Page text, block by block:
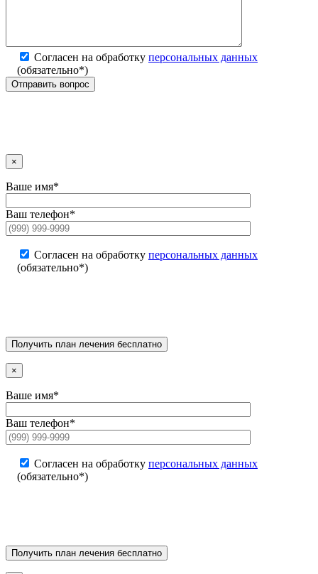
Согласен на обработку персональных данных
(обязательно*)
×
Ваше имя*
Ваш телефон*
Согласен на обработку персональных данных
(обязательно*)
×
Ваше имя*
Ваш телефон*
Согласен на обработку персональных данных
(обязательно*)